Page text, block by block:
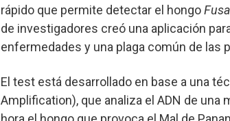
rápido que permite detectar el hongo
de investigadores creó una aplicación
enfermedades y una plaga común de las
El test está desarrollado en base a una
Amplification), que analiza el ADN de